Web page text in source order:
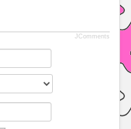
JComments